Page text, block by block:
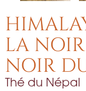
LA
NOIR
Thé du Népal